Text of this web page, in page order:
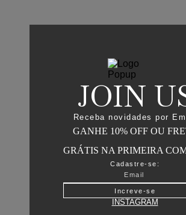
JOIN
Receba novidades por
GANHE 10% OFF OU
GRÁTIS NA PRIMEIRA
Cadastre-se:
Increve-se
INSTAGRAM